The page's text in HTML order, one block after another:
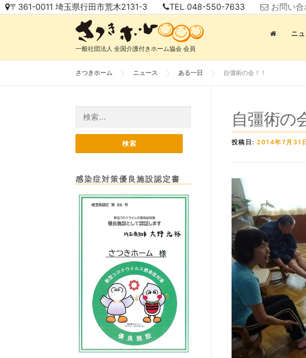
コ 〒361-0011 埼玉県行田市荒木2131-3 TEL 048-550-7633 お問い
一般社団法人 全国介護付きホーム協会 会員
ニ
さつきホーム ニュース ある一日 自彊術の会！！
自彊術の
投稿日:2014年7月31
感染症対策優良施設認定書